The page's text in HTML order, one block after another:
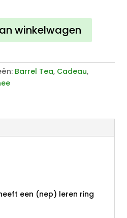
winkelwagen
Barrel Tea, Cadeau,
een (nep) leren ring